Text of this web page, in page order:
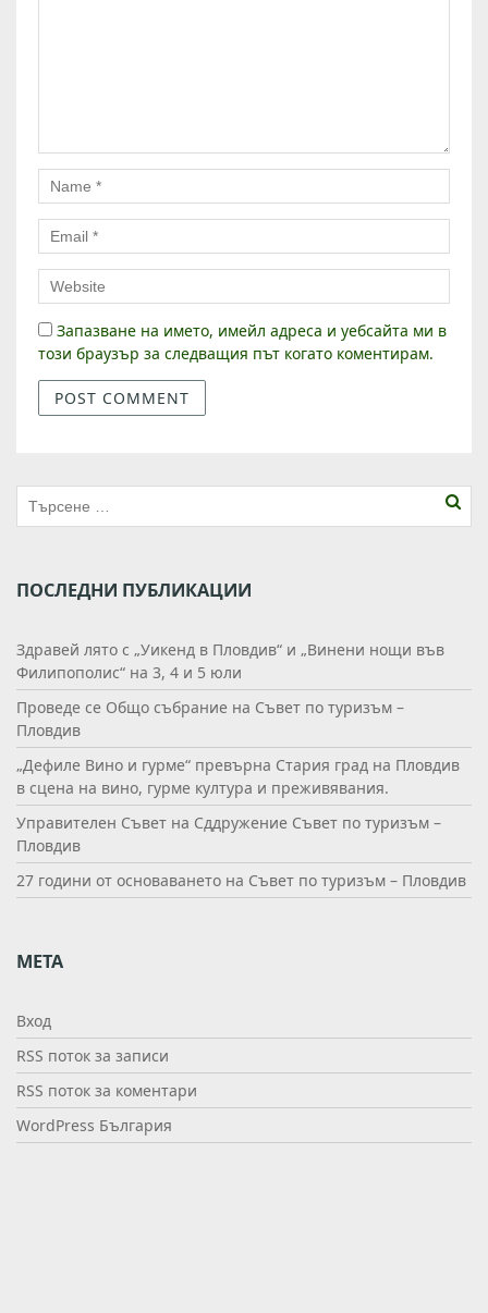
Запазване на името, имейл адреса и уебсайта ми в
този браузър за следващия път когато коментирам.
ПОСЛЕДНИ ПУБЛИКАЦИИ
Здравей лято с „Уикенд в Пловдив“ и „Винени нощи във
Филипополис“ на 3, 4 и 5 юли
Проведе се Общо събрание на Съвет по туризъм –
Пловдив
„Дефиле Вино и гурме“ превърна Стария град на Пловдив
в сцена на вино, гурме култура и преживявания.
Управителен Съвет на Сддружение Съвет по туризъм –
Пловдив
27 години от основаването на Съвет по туризъм – Пловдив
МЕТА
Вход
RSS поток за записи
RSS поток за коментари
WordPress България